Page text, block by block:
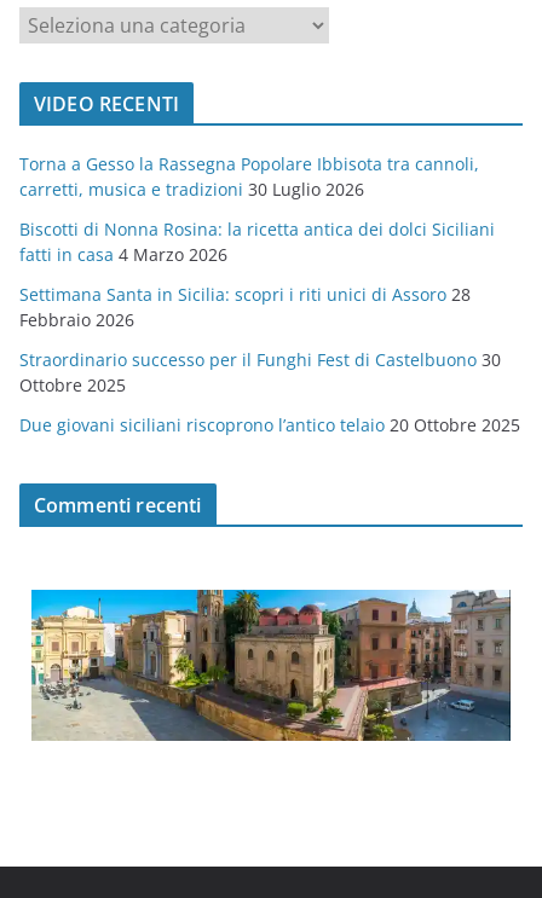
a
t
o
r
i
e
VIDEO RECENTI
Torna a Gesso la Rassegna Popolare Ibbisota tra cannoli,
carretti, musica e tradizioni 30 Luglio 2026
Biscotti di Nonna Rosina: la ricetta antica dei dolci Siciliani
fatti in casa 4 Marzo 2026
Settimana Santa in Sicilia: scopri i riti unici di Assoro 28
Febbraio 2026
Straordinario successo per il Funghi Fest di Castelbuono 30
Ottobre 2025
Due giovani siciliani riscoprono l’antico telaio 20 Ottobre 2025
Commenti recenti